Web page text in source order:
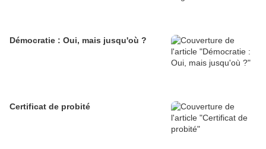
Démocratie : Oui, mais jusqu'où ?
Certificat de probité